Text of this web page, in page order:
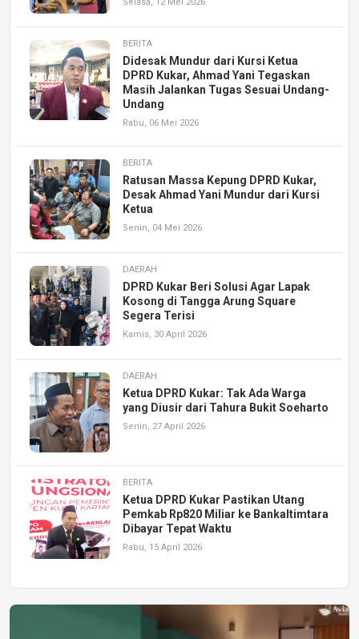
BERITA
Didesak Mundur dari Kursi Ketua
DPRD Kukar, Ahmad Yani Tegaskan
Masih Jalankan Tugas Sesuai Undang-
Undang
Rabu, 06 Mei 2026
BERITA
Ratusan Massa Kepung DPRD Kukar,
Desak Ahmad Yani Mundur dari Kursi
Ketua
Senin, 04 Mei 2026
DAERAH
DPRD Kukar Beri Solusi Agar Lapak
Kosong di Tangga Arung Square
Segera Terisi
Kamis, 30 April 2026
DAERAH
Ketua DPRD Kukar: Tak Ada Warga
yang Diusir dari Tahura Bukit Soeharto
Senin, 27 April 2026
BERITA
Ketua DPRD Kukar Pastikan Utang
Pemkab Rp820 Miliar ke Bankaltimtara
Dibayar Tepat Waktu
Rabu, 15 April 2026